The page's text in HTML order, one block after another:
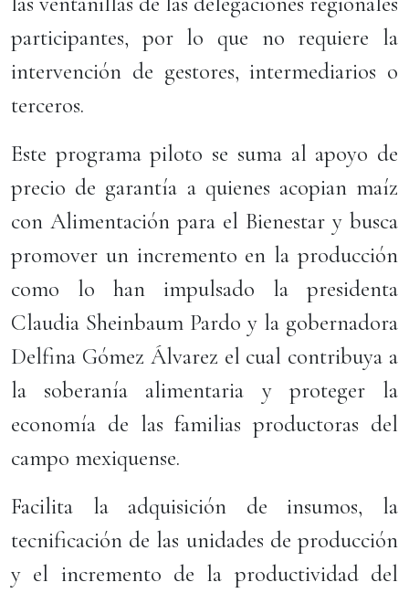
participantes, por lo que no requiere la
intervención de gestores, intermediarios o
terceros.
Este programa piloto se suma al apoyo de
precio de garantía a quienes acopian maíz
con Alimentación para el Bienestar y busca
promover un incremento en la producción
como lo han impulsado la presidenta
Claudia Sheinbaum Pardo y la gobernadora
Delfina Gómez Álvarez el cual contribuya a
la soberanía alimentaria y proteger la
economía de las familias productoras del
campo mexiquense.
Facilita la adquisición de insumos, la
tecnificación de las unidades de producción
y el incremento de la productividad del